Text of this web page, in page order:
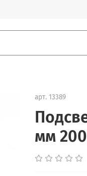
арт. 13389
мм 200